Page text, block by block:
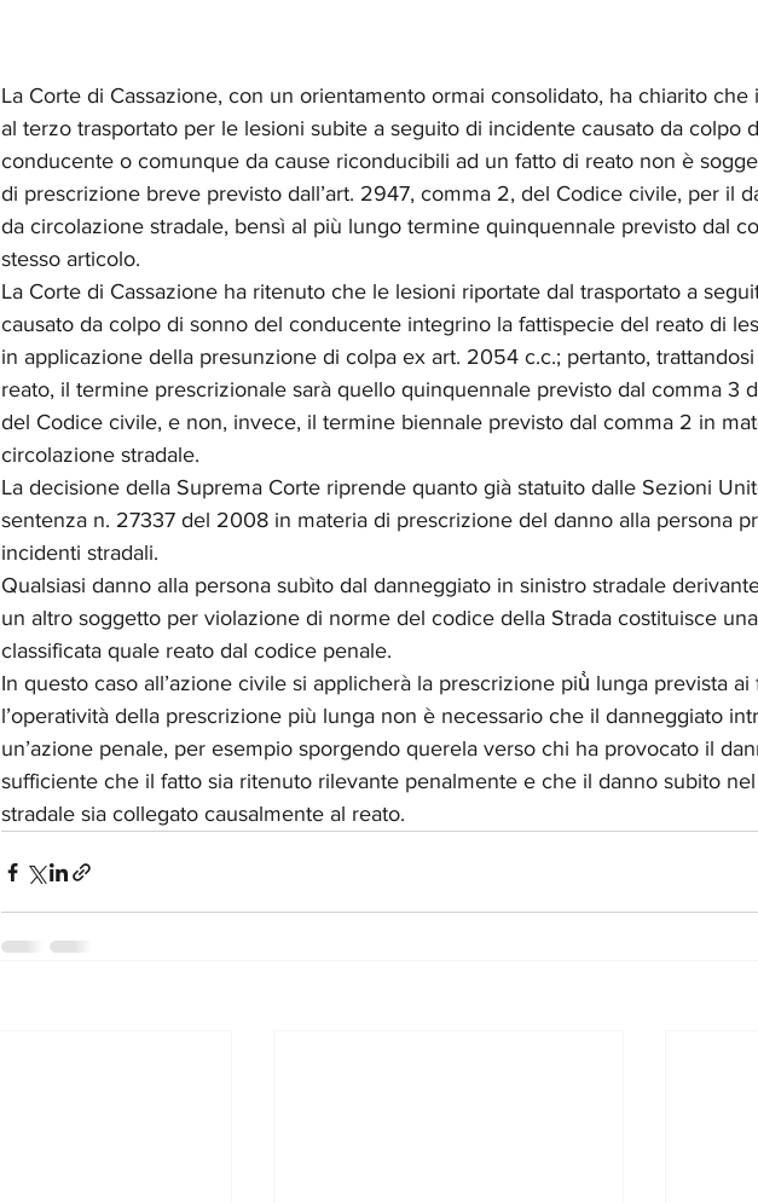
La Corte di Cassazione, con un orientamento ormai consolidato, ha chiarito che
al terzo trasportato per le lesioni subite a seguito di incidente causato da colpo
conducente o comunque da cause riconducibili ad un fatto di reato non è
di prescrizione breve previsto dall’art. 2947, comma 2, del Codice civile, per il
da circolazione stradale, bensì al più lungo termine quinquennale previsto dal
stesso articolo.
La Corte di Cassazione ha ritenuto che le lesioni riportate dal trasportato a
causato da colpo di sonno del conducente integrino la fattispecie del reato di
in applicazione della presunzione di colpa ex art. 2054 c.c.; pertanto,
reato, il termine prescrizionale sarà quello quinquennale previsto dal comma 3
del Codice civile, e non, invece, il termine biennale previsto dal comma 2 in
circolazione stradale.
La decisione della Suprema Corte riprende quanto già statuito dalle Sezioni
sentenza n. 27337 del 2008 in materia di prescrizione del danno alla persona
incidenti stradali.
Qualsiasi danno alla persona subìto dal danneggiato in sinistro stradale
un altro soggetto per violazione di norme del codice della Strada costituisce
classificata quale reato dal codice penale.
In questo caso all’azione civile si applicherà la prescrizione più̀ lunga prevista ai
l’operatività della prescrizione più lunga non è necessario che il danneggiato
un’azione penale, per esempio sporgendo querela verso chi ha provocato il
sufficiente che il fatto sia ritenuto rilevante penalmente e che il danno subito
stradale sia collegato causalmente al reato.